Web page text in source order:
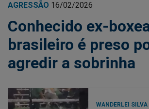
AGRESSÃO 16/02/2026
Conhecido ex-
brasileiro é preso
agredir a sobrinha
WANDERLEI SILVA